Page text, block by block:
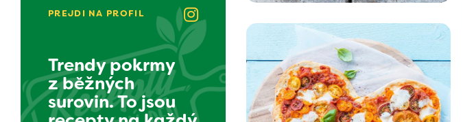
PREJDI NA PROFIL
Trendy pokrmy
z běžných
surovin. To jsou